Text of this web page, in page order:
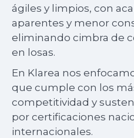
ágiles y limpios, con
aparentes y menor
eliminando cimbra de
en losas.
En Klarea nos
que cumple con los
competitividad y
por certificaciones
internacionales.